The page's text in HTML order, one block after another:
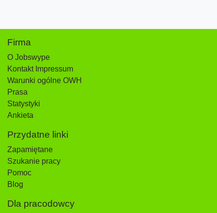
Firma
O Jobswype
Kontakt Impressum
Warunki ogólne OWH
Prasa
Statystyki
Ankieta
Przydatne linki
Zapamiętane
Szukanie pracy
Pomoc
Blog
Dla pracodowcy